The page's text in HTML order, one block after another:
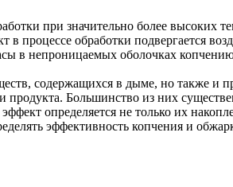
при значительно более высоких
процессе обработки подвергается
в непроницаемых оболочках
содержащихся в дыме, но также и
продукта. Большинство из них
определяется не только их
эффективность копчения и